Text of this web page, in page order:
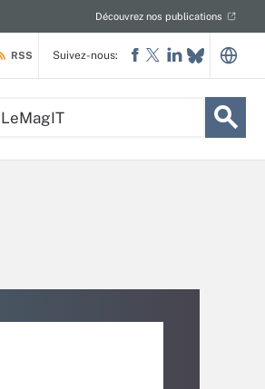
Découvrez nos publications
RSS Suivez-nous: